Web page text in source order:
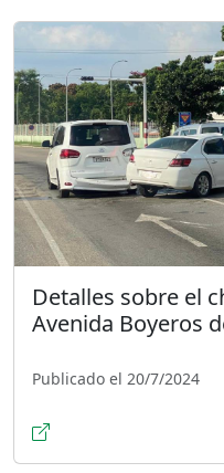
Detalles sobre el
Avenida Boyeros
Publicado el 20/7/2024